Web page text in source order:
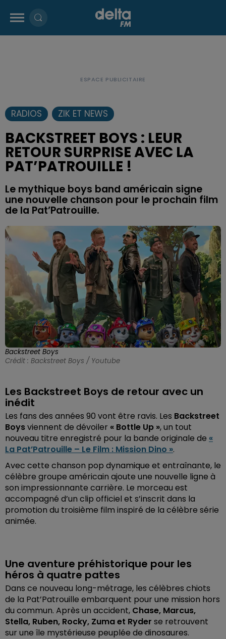
RADIOS ZIK ET NEWS
BACKSTREET BOYS : LEUR
RETOUR SURPRISE AVEC LA
PAT’PATROUILLE !
Le mythique boys band américain signe
une nouvelle chanson pour le prochain film
de la Pat’Patrouille.
Backstreet Boys
Crédit : Backstreet Boys / Youtube
Les Backstreet Boys de retour avec un
inédit
Les fans des années 90 vont être ravis. Les Backstreet
Boysviennent de dévoiler « Bottle Up », un tout
nouveau titre enregistré pour la bande originale de «
La Pat’Patrouille – Le Film : Mission Dino ».
Avec cette chanson pop dynamique et entraînante, le
célèbre groupe américain ajoute une nouvelle ligne à
son impressionnante carrière. Le morceau est
accompagné d’un clip officiel et s’inscrit dans la
promotion du troisième film inspiré de la célèbre série
animée.
Une aventure préhistorique pour les
héros à quatre pattes
Dans ce nouveau long-métrage, les célèbres chiots
de la Pat’Patrouille embarquent pour une mission hors
du commun. Après un accident, Chase, Marcus,
Stella, Ruben, Rocky, Zuma et Ryder se retrouvent
sur une île mystérieuse peuplée de dinosaures.